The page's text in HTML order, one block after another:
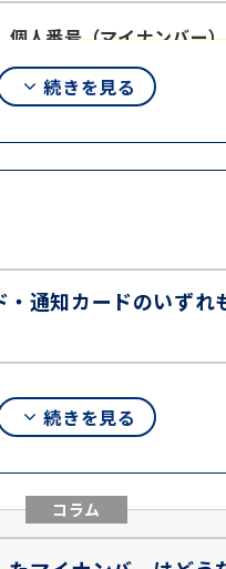
＋身分証明書1点を提出
個人番号（マイナンバー
紙製のカードのこと。
内に住民票を持つすべての
知カードの場合は、
ーを提出することができま
続きを見る
・通知カードのいずれ
続きを見る
コラム